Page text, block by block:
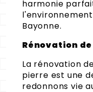
harmonie
Bayonne.
Rénovation
La rénovation
pierre est une
redonnons vie